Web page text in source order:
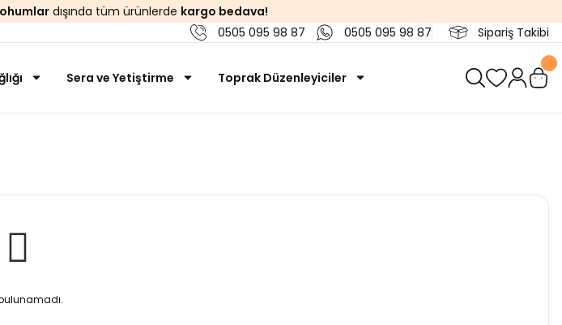
dışında tüm ürünlerde kargo bedava!
0505 095 98 87 0505 095 98 87 Sipariş Takibi
Sera ve Yetiştirme Toprak Düzenleyiciler